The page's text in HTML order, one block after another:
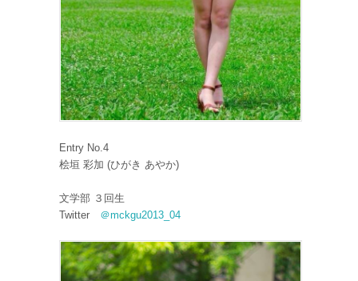
Entry No.4
桧垣 彩加 (ひがき あやか)
文学部 ３回生
Twitter ＠mckgu2013_04